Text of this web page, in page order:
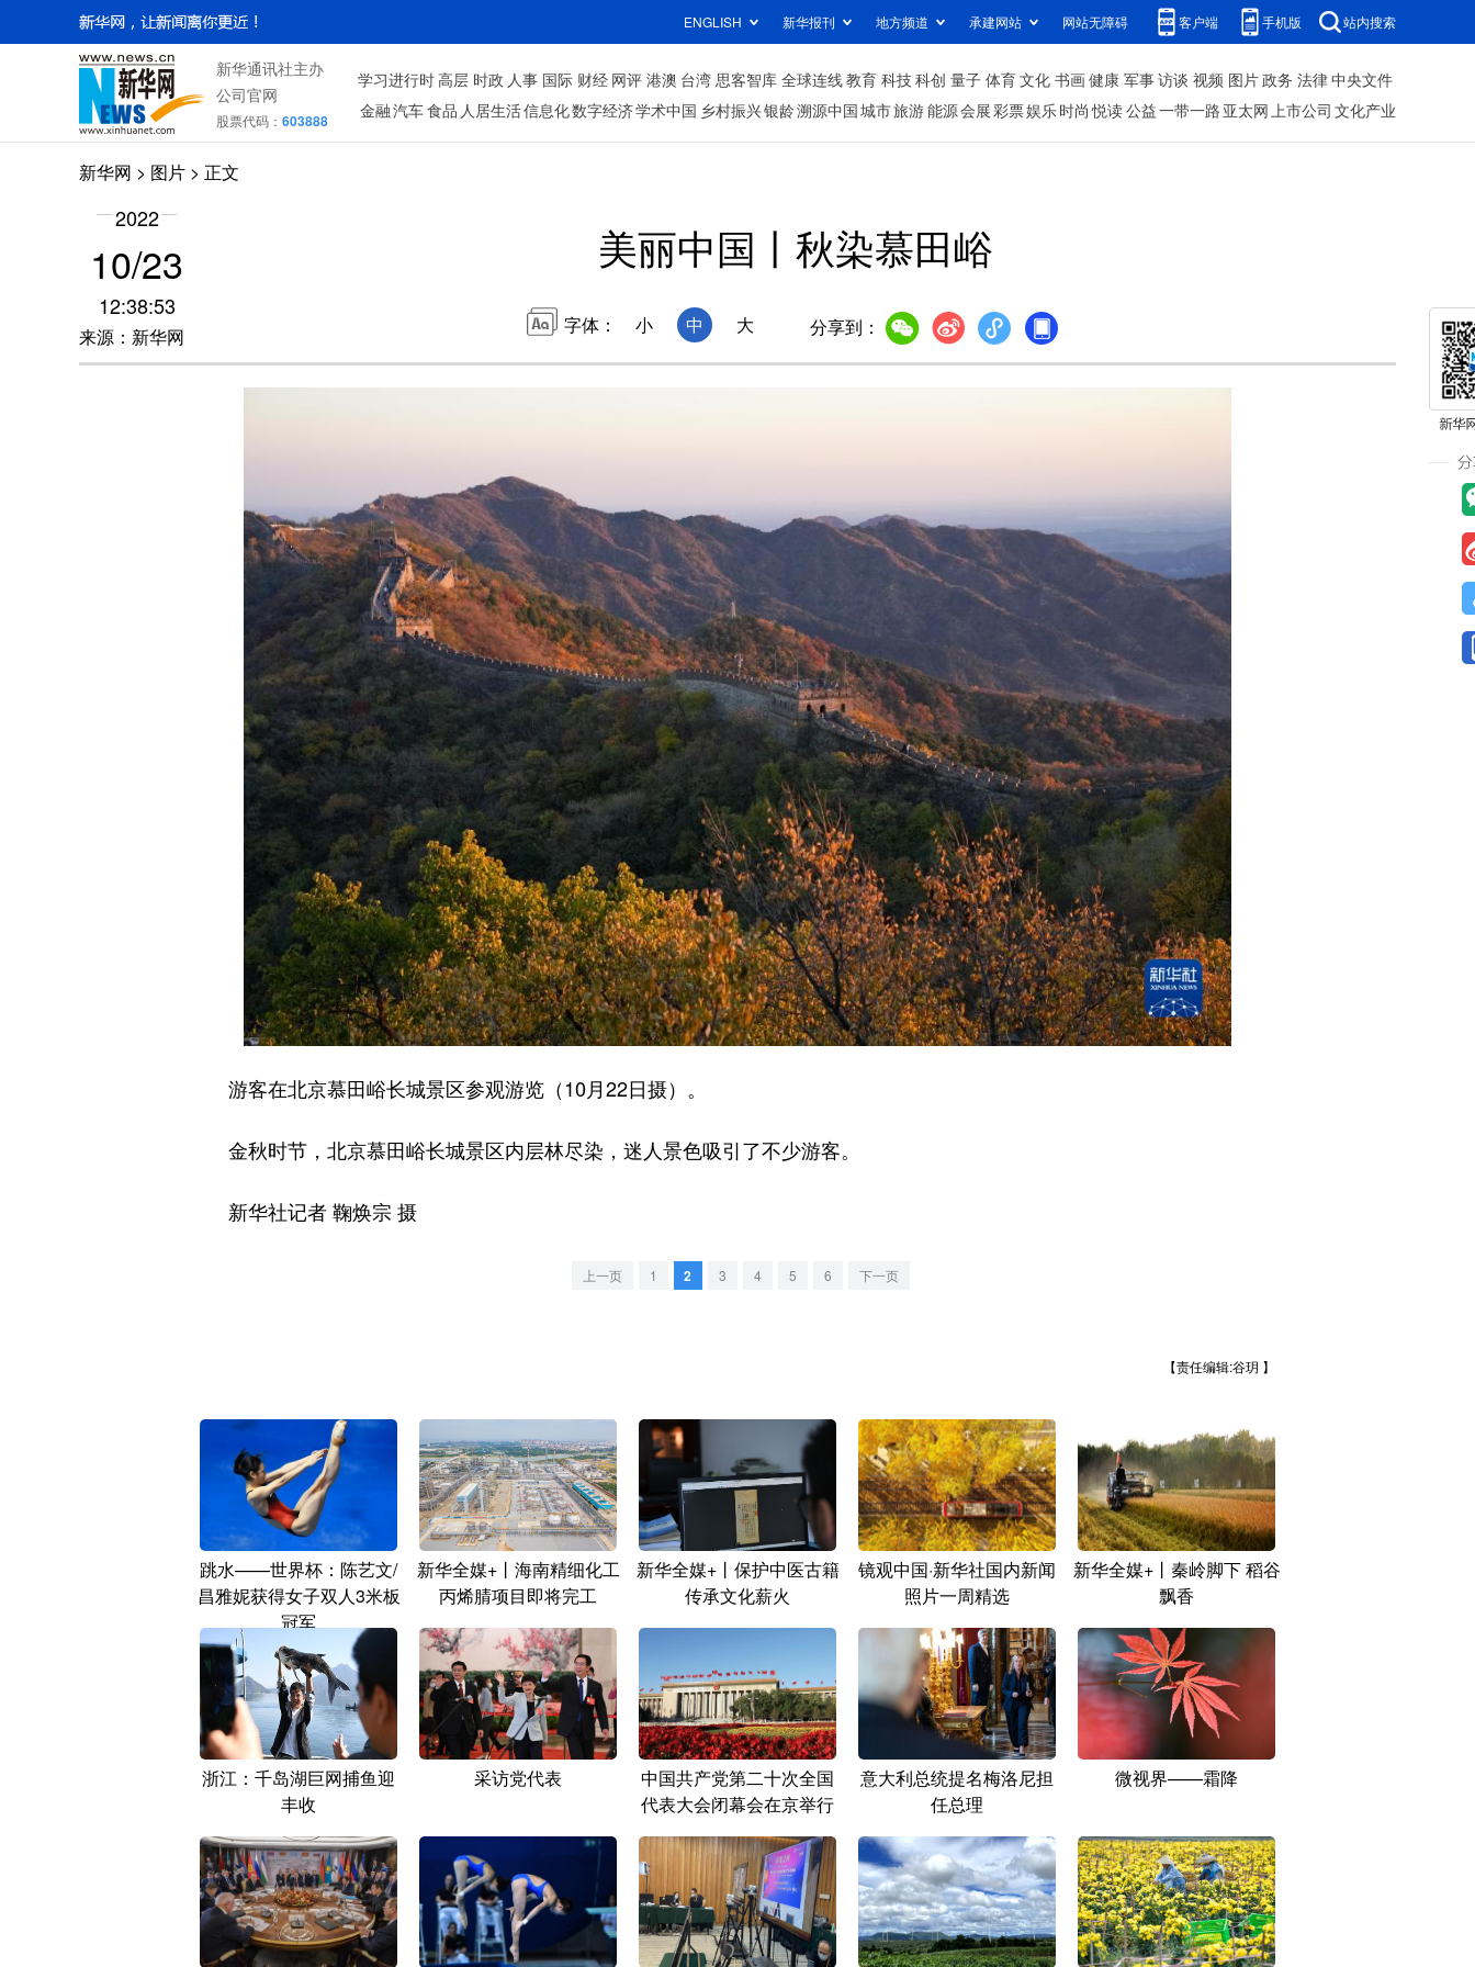
ENGLISH 新华报刊 地方频道 承建网站 网站无障碍 客户端 手机版 站内搜索
新华通讯社主办
公司官网
股票代码： 603888
学习进行时高层 时政 人事 国际 财经 网评 港澳 台湾 思客智库 全球连线教育 科技科创 量子 体育文化 书画健康 军事访谈 视频 图片政务 法律中央文件
金融汽车食品 人居生活信息化数字经济学术中国 乡村振兴银龄溯源中国城市旅游能源会展彩票娱乐时尚 悦读公益一带一路 亚太网上市公司 文化产业
新华网 > 图片 > 正文
2022
10/23
12:38:53
来源：新华网
美丽中国丨秋染慕田峪
字体： 小 中 大 分享到：
游客在北京慕田峪长城景区参观游览（10月22日摄）。
金秋时节，北京慕田峪长城景区内层林尽染，迷人景色吸引了不少游客。
新华社记者 鞠焕宗 摄
上一页 1 2 3 4 5 6 下一页
【责任编辑:谷玥 】
跳水——世界杯：陈艺文/
昌雅妮获得女子双人3米板
冠军
新华全媒+丨海南精细化工
丙烯腈项目即将完工
新华全媒+丨保护中医古籍
传承文化薪火
镜观中国·新华社国内新闻
照片一周精选
新华全媒+丨秦岭脚下 稻谷
飘香
浙江：千岛湖巨网捕鱼迎
丰收
采访党代表
中国共产党第二十次全国
代表大会闭幕会在京举行
意大利总统提名梅洛尼担
任总理
微视界——霜降